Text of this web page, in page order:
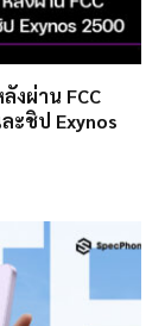
งผ่าน FCC
ะชิป Exynos